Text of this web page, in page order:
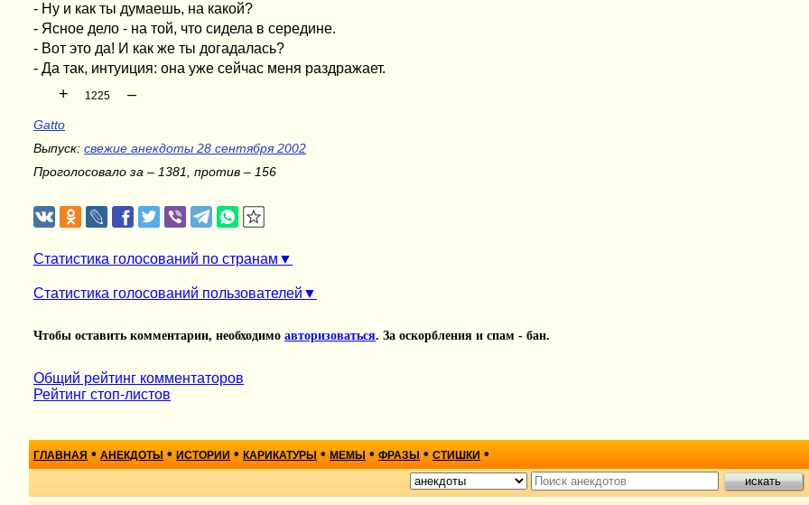
- Ну и как ты думаешь, на какой?
- Ясное дело - на той, что сидела в середине.
- Вот это да! И как же ты догадалась?
- Да так, интуиция: она уже сейчас меня раздражает.
+ 1225 –
Gatto
Выпуск: свежие анекдоты 28 сентября 2002
Проголосовало за – 1381, против – 156
Статистика голосований по странам
Статистика голосований пользователей
Чтобы оставить комментарии, необходимо авторизоваться. За оскорбления и спам - бан.
Общий рейтинг комментаторов
Рейтинг стоп-листов
ГЛАВНАЯ • АНЕКДОТЫ • ИСТОРИИ • КАРИКАТУРЫ • МЕМЫ • ФРАЗЫ • СТИШКИ •